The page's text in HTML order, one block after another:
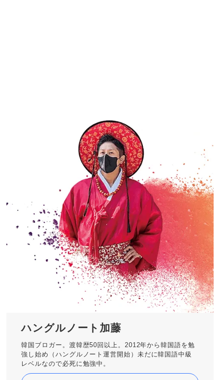
ハングルノート加藤
韓国ブロガー。渡韓歴50回以上。2012年から韓国語を勉
強し始め（ハングルノート運営開始）未だに韓国語中級
レベルなので必死に勉強中。